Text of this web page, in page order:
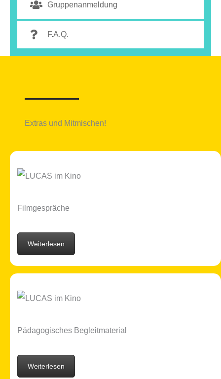
Gruppenanmeldung
F.A.Q.
Extras und Mitmischen!
Filmgespräche
Weiterlesen
Pädagogisches Begleitmaterial
Weiterlesen